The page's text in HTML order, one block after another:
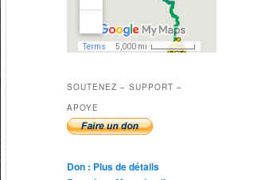
SOUTENEZ – SUPPORT –
APOYE
Don : Plus de détails